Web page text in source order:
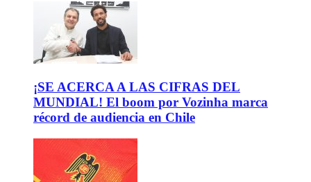
¡SE ACERCA A LAS CIFRAS DEL
MUNDIAL! El boom por Vozinha marca
récord de audiencia en Chile